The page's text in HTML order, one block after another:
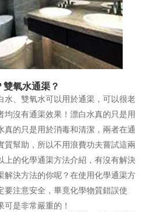
氧水通渠？
水、雙氧水可以用於通渠，可以很老
均沒有通渠效果！漂白水真的只是用
真的只是用於消毒和清潔，兩者在通
質幫助，所以不用浪費功夫嘗試這兩
上的化學通渠方法介紹，有沒有解決
解決方法的你呢？在使用化學通渠方
要注意安全，畢竟化學物質錯誤使
可是非常嚴重的！